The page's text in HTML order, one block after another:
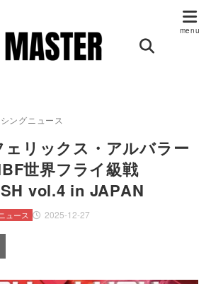
ングニュース
ェリックス・アルバラー
世界フライ級戦
vol.4 in JAPAN
2025-12-27
ュース